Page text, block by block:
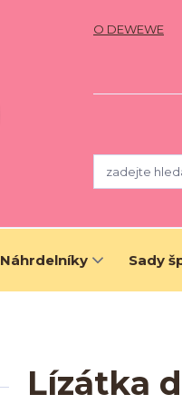
O DEWEWE
Náhrdelníky Sady
Lízátka